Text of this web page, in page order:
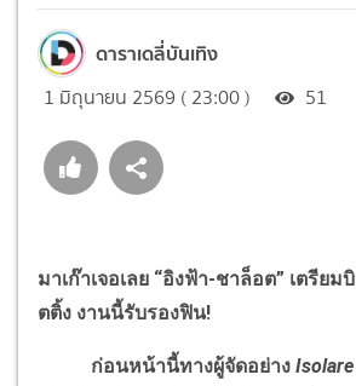
ดาราเดลี่บันเทิง
1 มิถุนายน 2569 ( 23:00 ) 51
มาเก๊าเจอเลย “อิงฟ้า-ชาล็อต” เตรีย
ตติ้ง งานนี้รับรองฟิน!
ก่อนหน้านี้ทางผู้จัดอย่าง